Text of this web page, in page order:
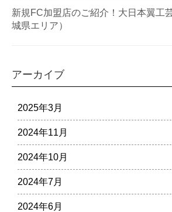
新規FC加盟店のご紹介！大日本翼工
城県エリア）
アーカイブ
2025年3月
2024年11月
2024年10月
2024年7月
2024年6月